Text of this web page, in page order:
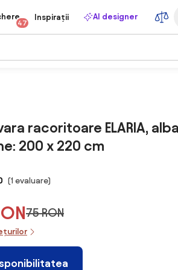
47
Inspirații AI designer
racoritoare ELARIA,
200 x 220 cm
(1 evaluare)
75 RON